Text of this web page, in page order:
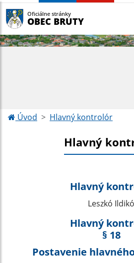
Oficiálne stránky
OBEC BRUTY
Úvod Hlavný kontrolór
Hlavný
Hlavný
Leszkó Ildikó
Hlavný
§ 18
Postavenie